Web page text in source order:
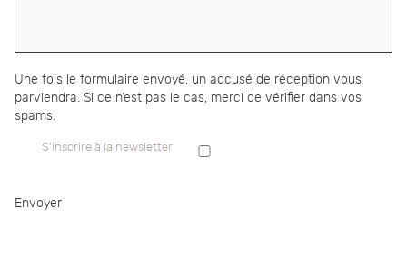
Une fois le formulaire envoyé, un accusé de réception vous
parviendra. Si ce n’est pas le cas, merci de vérifier dans vos
spams.
S'inscrire à la newsletter
Envoyer